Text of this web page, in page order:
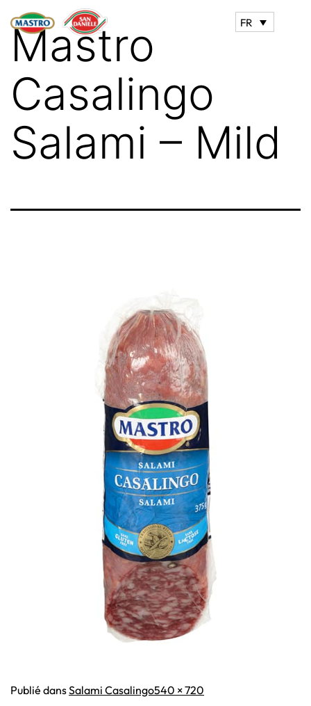
FR
Mastro
Casalingo
Salami – Mild
Publié dansSalami CasalingoTaille
540 × 720